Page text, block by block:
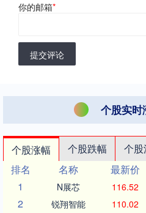
你的邮箱*
提交评论
个股实时
个股涨幅 个股跌幅 个股
排名
名称 最新价
1
N展芯 116.52
2 锐翔智能 110.02